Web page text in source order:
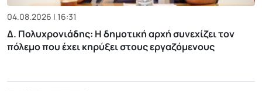
04.08.2026 | 16:31
Δ. Πολυχρονιάδης: Η δημοτική αρχή συνεχίζει τον
πόλεμο που έχει κηρύξει στους εργαζόμενους